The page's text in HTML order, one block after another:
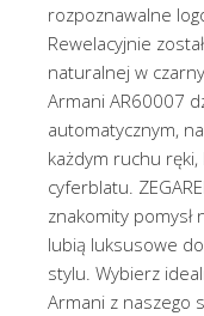
rozpoznawalne
Rewelacyjnie
naturalnej w
Armani AR60007
automatycznym,
każdym ruchu
cyferblatu.
znakomity
lubią luksusowe
stylu. Wybierz
Armani z naszego